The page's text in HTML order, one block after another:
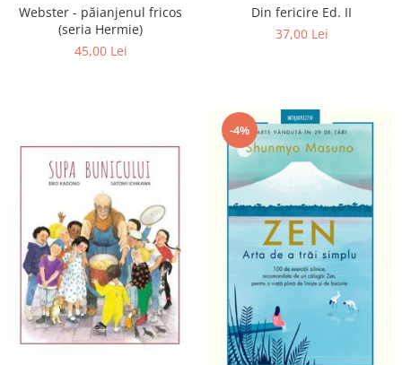
Webster - păianjenul fricos
(seria Hermie)
45,00 Lei
Din fericire Ed. II
37,00 Lei
-4%